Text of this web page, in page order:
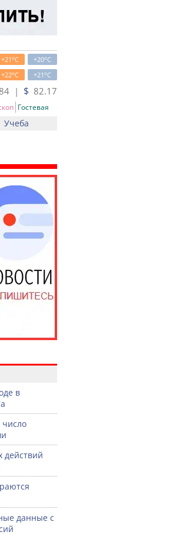
+20oC
+21oC
+21oC
+22oC
| $ 82.17
Гостевая
Учеба
в
число
действий
данные с